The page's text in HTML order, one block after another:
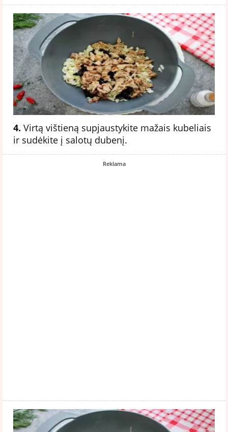
4. Virtą vištieną supjaustykite mažais kubeliais
ir sudėkite į salotų dubenį.
Reklama